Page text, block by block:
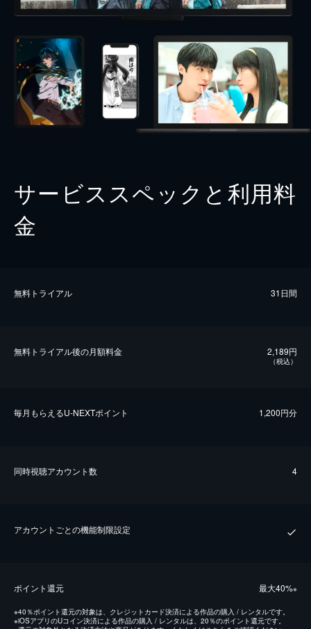
サービススペックと利用料
金
無料トライアル 31日間
無料トライアル後の⽉額料金 2,189円
（税込）
毎⽉もらえるU-NEXTポイント 1,200円分
同時視聴アカウント数 4
アカウントごとの機能制限設定
ポイント還元 最⼤40%※
※40％ポイント還元の対象は、クレジットカード決済による作品の購入 / レンタルです。
※iOSアプリのUコイン決済による作品の購入 / レンタルは、20％のポイント還元です。